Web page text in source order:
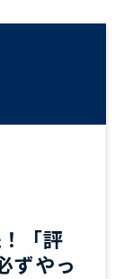
「評
ずやっ